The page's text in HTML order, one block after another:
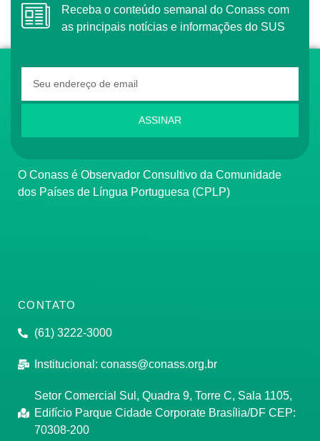
Receba o conteúdo semanal do Conass com
as principais notícias e informações do SUS
ASSINAR
O Conass é Observador Consultivo da Comunidade
dos Países de Língua Portuguesa (CPLP)
CONTATO
(61) 3222-3000
Institucional: conass@conass.org.br
Setor Comercial Sul, Quadra 9, Torre C, Sala 1105,
Edifício Parque Cidade Corporate Brasília/DF CEP:
70308-200